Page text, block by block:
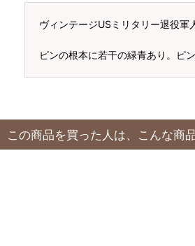
ヴィンテージUSミリタリー退役
ピンの根本に若干の緑青あり。ピ
この商品を買った人は、こんな商